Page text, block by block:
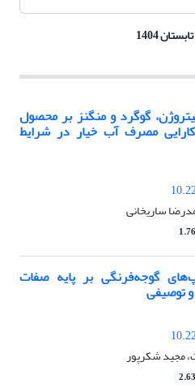
گوگرد و منگنز بر محصول
مصرف آب خیار در شرایط
ساریخانی
گوجه‌فرنگی بر پایه صفات
و توصیفی
مجید شکرپور